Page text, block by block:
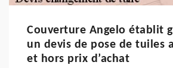
Couverture Angelo établit
un devis de pose de tuiles
et hors prix d’achat